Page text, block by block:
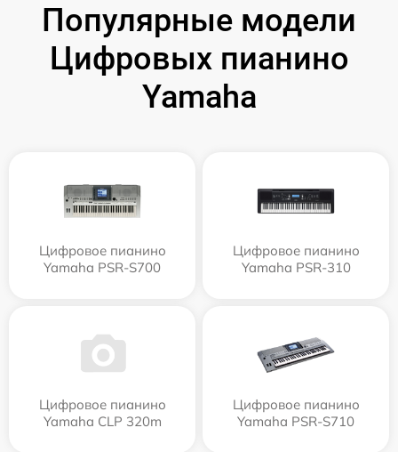
Популярные модели
Цифровых пианино
Yamaha
Цифровое пианино
Yamaha PSR-S700
Цифровое пианино
Yamaha PSR-310
Цифровое пианино
Yamaha CLP 320m
Цифровое пианино
Yamaha PSR-S710